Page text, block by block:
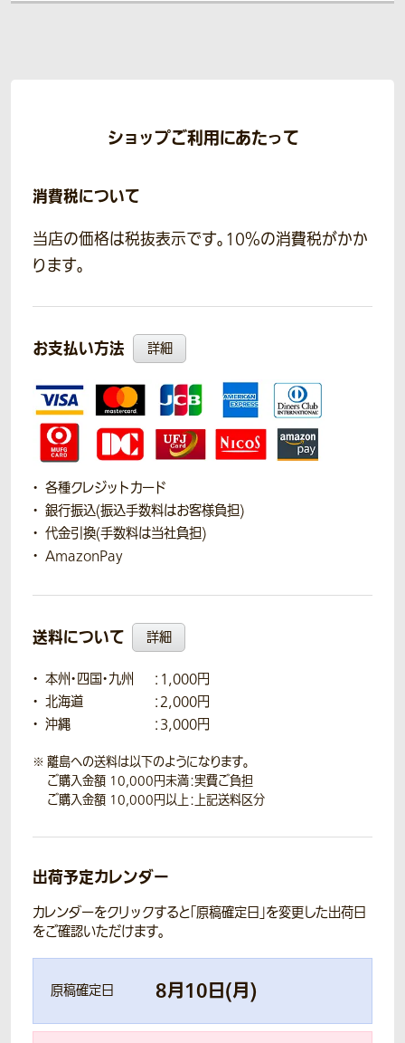
ショップご利用にあたって
消費税について
当店の価格は税抜表示です。10％の消費税がかか
ります。
お支払い方法 詳細
各種クレジットカード
銀行振込(振込手数料はお客様負担)
代金引換(手数料は当社負担)
AmazonPay
送料について 詳細
本州・四国・九州
：1,000円
北海道
：2,000円
沖縄
：3,000円
離島への送料は以下のようになります。
ご購入金額 10,000円未満：実費ご負担
ご購入金額 10,000円以上：上記送料区分
出荷予定カレンダー
カレンダーをクリックすると「原稿確定日」を変更した出荷日
をご確認いただけます。
原稿確定日 8月10日(月)